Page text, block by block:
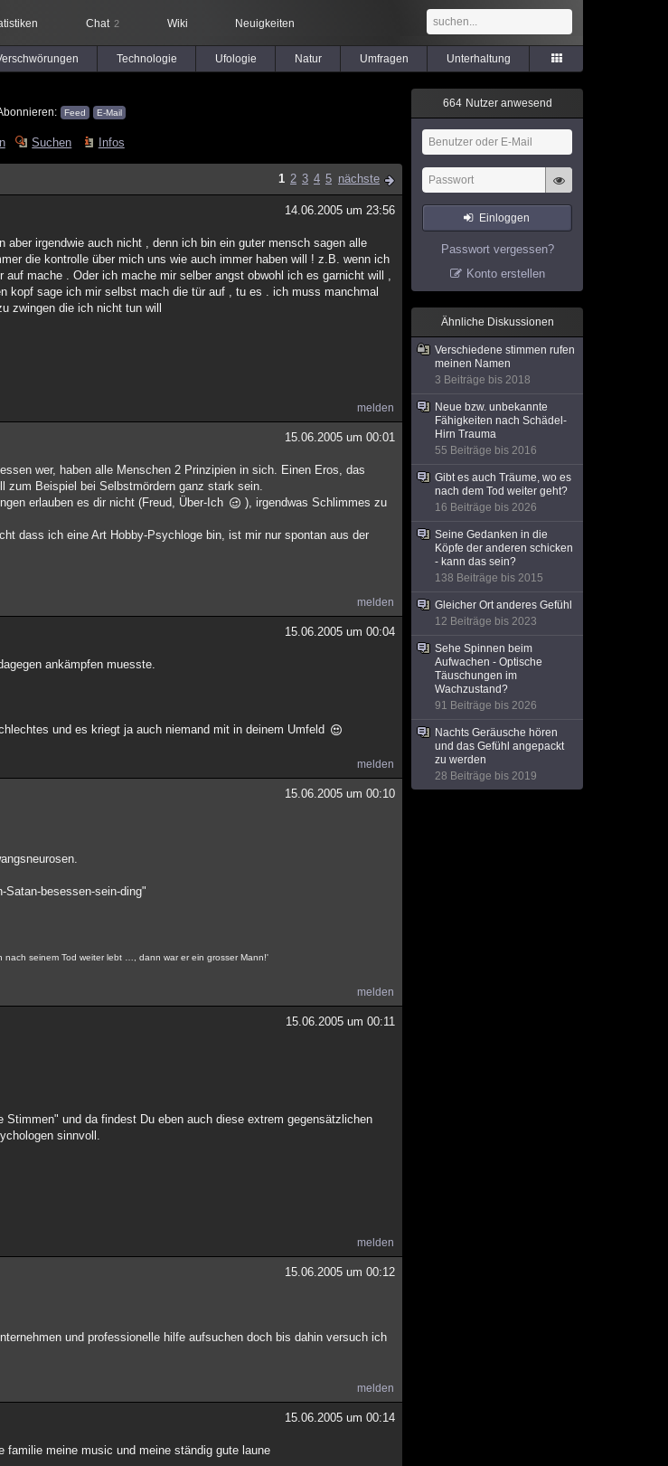
Chat 2 Wiki Neuigkeiten
Technologie Ufologie Natur Umfragen Unterhaltung
Feed E-Mail
Suchen Infos
1 2 3 4 5 nächste
14.06.2005 um 23:56
irgendwie auch nicht , denn ich bin ein guter mensch sagen alle
die kontrolle über mich uns wie auch immer haben will ! z.B. wenn ich
mache . Oder ich mache mir selber angst obwohl ich es garnicht will ,
kopf sage ich mir selbst mach die tür auf , tu es . ich muss manchmal
zwingen die ich nicht tun will
melden
15.06.2005 um 00:01
wer, haben alle Menschen 2 Prinzipien in sich. Einen Eros, das
zum Beispiel bei Selbstmördern ganz stark sein.
erlauben es dir nicht (Freud, Über-Ich
), irgendwas Schlimmes zu
dass ich eine Art Hobby-Psychloge bin, ist mir nur spontan aus der
melden
15.06.2005 um 00:04
ankämpfen muesste.
und es kriegt ja auch niemand mit in deinem Umfeld
melden
15.06.2005 um 00:10
besessen-sein-ding"
seinem Tod weiter lebt …, dann war er ein grosser Mann!'
melden
15.06.2005 um 00:11
und da findest Du eben auch diese extrem gegensätzlichen
sinnvoll.
melden
15.06.2005 um 00:12
und professionelle hilfe aufsuchen doch bis dahin versuch ich
melden
15.06.2005 um 00:14
familie meine music und meine ständig gute laune
664 Nutzer anwesend
Einloggen
Passwort vergessen?
Konto erstellen
Ähnliche Diskussionen
Verschiedene stimmen rufen
meinen Namen
3 Beiträge bis 2018
Neue bzw. unbekannte
Fähigkeiten nach Schädel-
Hirn Trauma
55 Beiträge bis 2016
Gibt es auch Träume, wo es
nach dem Tod weiter geht?
16 Beiträge bis 2026
Seine Gedanken in die
Köpfe der anderen schicken
- kann das sein?
138 Beiträge bis 2015
Gleicher Ort anderes Gefühl
12 Beiträge bis 2023
Sehe Spinnen beim
Aufwachen - Optische
Täuschungen im
Wachzustand?
91 Beiträge bis 2026
Nachts Geräusche hören
und das Gefühl angepackt
zu werden
28 Beiträge bis 2019